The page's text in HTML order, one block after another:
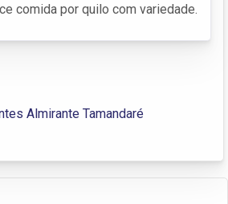
comida por quilo com variedade.
Almirante Tamandaré